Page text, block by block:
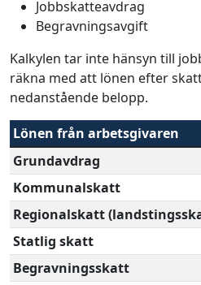
Jobbskatteavdrag
Begravningsavgift
Kalkylen tar inte hänsyn till
räkna med att lönen efter
nedanstående belopp.
Lönen från arbetsgivaren
Grundavdrag
Kommunalskatt
Regionalskatt
Statlig skatt
Begravningsskatt